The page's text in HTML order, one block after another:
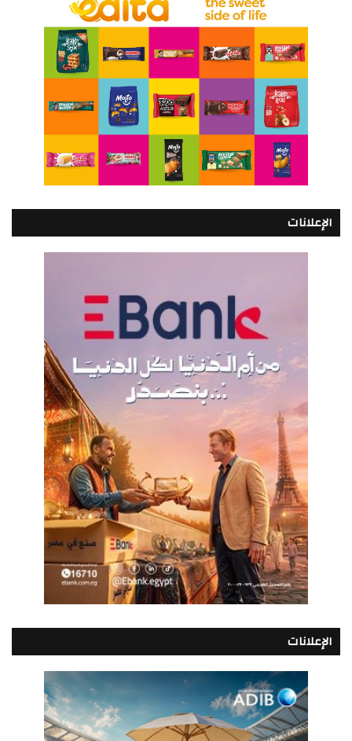
الإعلانات
الإعلانات